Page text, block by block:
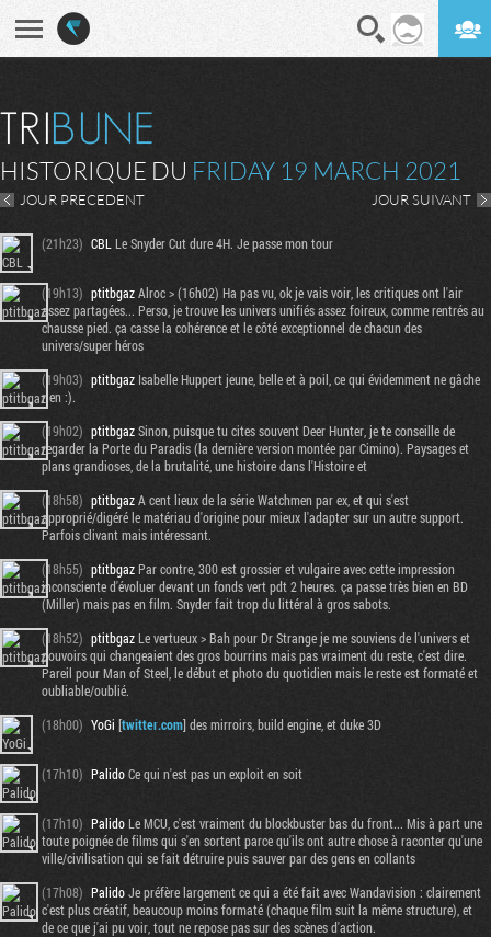
HISTORIQUE DU FRIDAY 19 MARCH 2021
JOUR PRECEDENT JOUR SUIVANT
(21h23) CBL Le Snyder Cut dure 4H. Je passe mon tour
(19h13) ptitbgazAlroc > (16h02) Ha pas vu, ok je vais voir, les critiques ont l'air
assez partagées... Perso, je trouve les univers unifiés assez foireux, comme rentrés au
chausse pied. ça casse la cohérence et le côté exceptionnel de chacun des
univers/super héros
(19h03) ptitbgaz Isabelle Huppert jeune, belle et à poil, ce qui évidemment ne gâche
rien :).
(19h02) ptitbgazSinon, puisque tu cites souvent Deer Hunter, je te conseille de
regarder la Porte du Paradis (la dernière version montée par Cimino). Paysages et
plans grandioses, de la brutalité, une histoire dans l'Histoire et
(18h58) ptitbgazA cent lieux de la série Watchmen par ex, et qui s'est
approprié/digéré le matériau d'origine pour mieux l'adapter sur un autre support.
Parfois clivant mais intéressant.
(18h55) ptitbgazPar contre, 300 est grossier et vulgaire avec cette impression
inconsciente d'évoluer devant un fonds vert pdt 2 heures. ça passe très bien en BD
(Miller) mais pas en film. Snyder fait trop du littéral à gros sabots.
(18h52) ptitbgazLe vertueux > Bah pour Dr Strange je me souviens de l'univers et
pouvoirs qui changeaient des gros bourrins mais pas vraiment du reste, c'est dire.
Pareil pour Man of Steel, le début et photo du quotidien mais le reste est formaté et
oubliable/oublié.
(18h00) YoGi [twitter.com] des mirroirs, build engine, et duke 3D
(17h10) PalidoCe qui n'est pas un exploit en soit
(17h10) PalidoLe MCU, c'est vraiment du blockbuster bas du front... Mis à part une
toute poignée de films qui s'en sortent parce qu'ils ont autre chose à raconter qu'une
ville/civilisation qui se fait détruire puis sauver par des gens en collants
(17h08) PalidoJe préfère largement ce qui a été fait avec Wandavision : clairement
c'est plus créatif, beaucoup moins formaté (chaque film suit la même structure), et
de ce que j'ai pu voir, tout ne repose pas sur des scènes d'action.